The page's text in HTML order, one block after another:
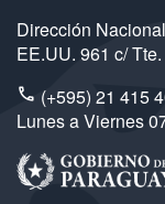
Dirección
EE.UU. 961 c/
(+595) 21 415
Lunes a Viernes